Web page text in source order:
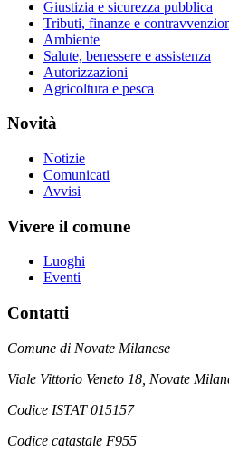
Giustizia e sicurezza pubblica
Tributi, finanze e
Ambiente
Salute, benessere e assistenza
Autorizzazioni
Agricoltura e pesca
Novità
Notizie
Comunicati
Avvisi
Vivere il comune
Luoghi
Eventi
Contatti
Comune di Novate Milanese
Viale Vittorio Veneto 18, Novate
Codice ISTAT 015157
Codice catastale F955